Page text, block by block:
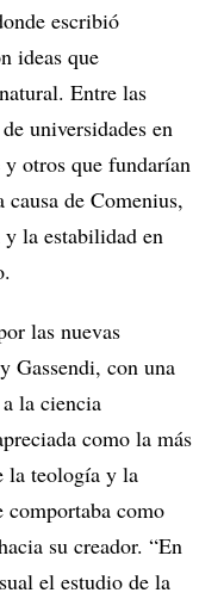
escribió
ideas que
Entre las
universidades en
otros que fundarían
de Comenius,
la estabilidad en
las nuevas
Gassendi, con una
la ciencia
como la más
la teología y la
como
su creador. “En
el estudio de la